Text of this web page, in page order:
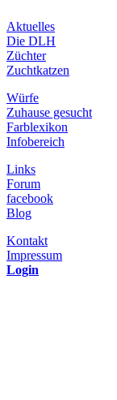
Aktuelles
Die DLH
Züchter
Zuchtkatzen
Würfe
Zuhause gesucht
Farblexikon
Infobereich
Links
Forum
facebook
Blog
Kontakt
Impressum
Login